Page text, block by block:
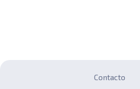
Contacto